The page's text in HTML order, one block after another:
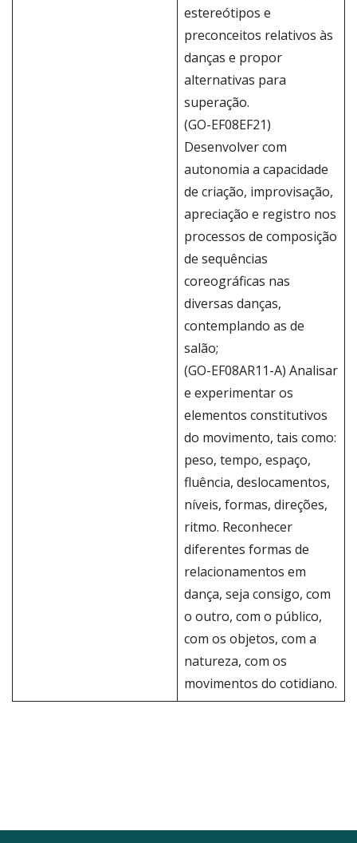
estereótipos e
preconceitos relativos às
danças e propor
alternativas para
superação.
(GO-EF08EF21)
Desenvolver com
autonomia a capacidade
de criação, improvisação,
apreciação e registro nos
processos de composição
de sequências
coreográficas nas
diversas danças,
contemplando as de
salão;
(GO-EF08AR11-A) Analisar
e experimentar os
elementos constitutivos
do movimento, tais como:
peso, tempo, espaço,
fluência, deslocamentos,
níveis, formas, direções,
ritmo. Reconhecer
diferentes formas de
relacionamentos em
dança, seja consigo, com
o outro, com o público,
com os objetos, com a
natureza, com os
movimentos do cotidiano.